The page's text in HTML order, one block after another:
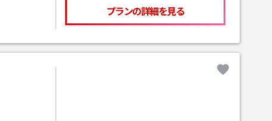
プランの詳細を見る